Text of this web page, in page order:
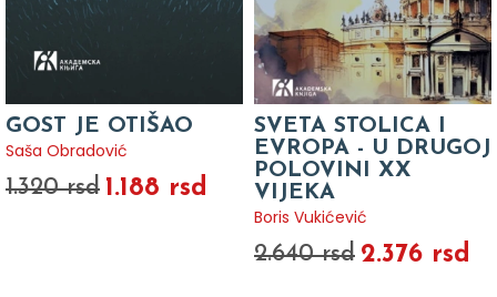
GOST JE OTIŠAO
Saša Obradović
1.320 rsd 1.188 rsd
SVETA STOLICA I
EVROPA - U DRUGOJ
POLOVINI XX
VIJEKA
Boris Vukićević
2.640 rsd 2.376 rsd